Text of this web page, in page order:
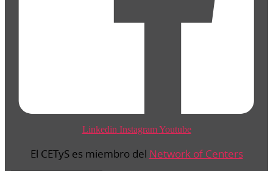
Linkedin Instagram Youtube
El CETyS es miembro del Network of Centers